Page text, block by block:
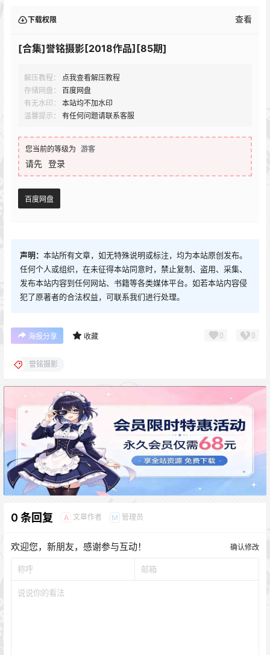
下载权限 查看
[合集]誉铭摄影[2018作品][85期]
解压教程：
点我查看解压教程
存储网盘：
百度网盘
有无水印：
本站均不加水印
温馨提示：
有任何问题请联系客服
您当前的等级为 游客
请先 登录
百度网盘
声明： 本站所有文章，如无特殊说明或标注，均为本站原创发布。
任何个人或组织，在未征得本站同意时，禁止复制、盗用、采集、
发布本站内容到任何网站、书籍等各类媒体平台。如若本站内容侵
犯了原著者的合法权益，可联系我们进行处理。
海报分享 收藏 0 0
誉铭摄影
0 条回复 A 文章作者 M 管理员
欢迎您，新朋友，感谢参与互动！ 确认修改